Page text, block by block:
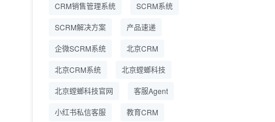
企业微信 私域用户精细
螳螂教育CRM助力教培
机构精细化运营
CRM销售管理系统 SCRM系统
SCRM解决方案 产品速递
企微SCRM系统 北京CRM
北京CRM系统 北京螳螂科技
北京螳螂科技官网 客服Agent
小红书私信客服 教育CRM